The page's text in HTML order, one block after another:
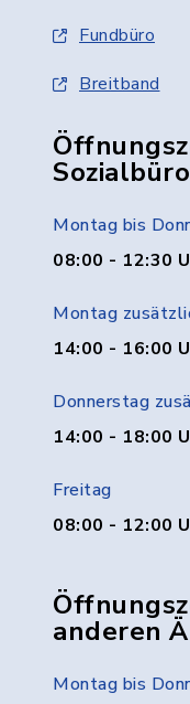
Fundbüro
Breitband
Sozialbüro
Montag bis
08:00 - 12:30
Montag
14:00 - 16:00
Donnerstag
14:00 - 18:00
Freitag
08:00 - 12:00
anderen
Montag bis